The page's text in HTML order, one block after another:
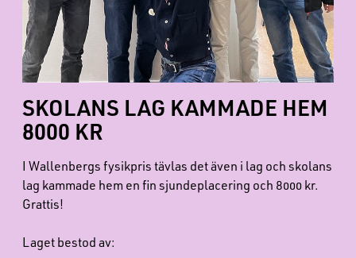
SKOLANS LAG KAMMADE HEM
8000 KR
I Wallenbergs fysikpris tävlas det även i lag och skolans
lag kammade hem en fin sjundeplacering och 8000 kr.
Grattis!
Laget bestod av: